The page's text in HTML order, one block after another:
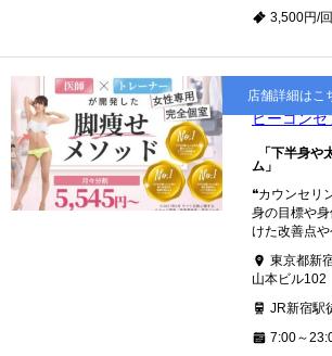
3,500円/
新宿
ビーコンセ
「下半身
ム」
❝カウンセリ
身の目標や
けた改善点
東京都新
山本ビル102
JR新宿駅
7:00～
店舗詳細はこ